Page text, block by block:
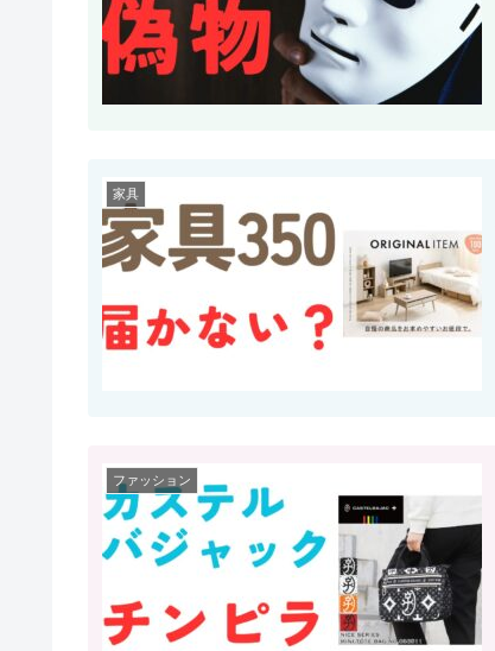
家具
ファッション